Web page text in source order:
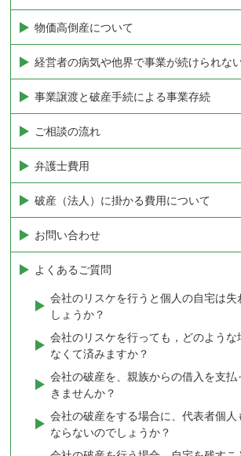
物価高倒産について
経営者の病気や他界で事業が続けられな
事業譲渡と破産手続による事業存続
ご相談の流れ
弁護士費用
破産（法人）に掛かる費用について
お問い合わせ
よくあるご質問
会社のリスケを行うと個人の自宅は
しょうか？
会社のリスケを行っても，どのような
なくて済みますか？
会社の破産を、親族からの借入を支
きませんか？
会社の破産をする場合に、代表者個
ならないのでしょうか？